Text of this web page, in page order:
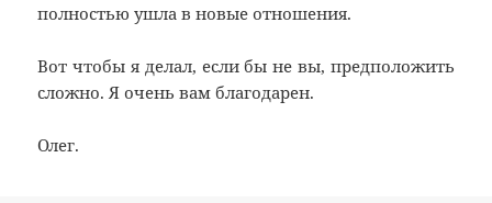
полностью ушла в новые отношения.
Вот чтобы я делал, если бы не вы, предположить
сложно. Я очень вам благодарен.
Олег.